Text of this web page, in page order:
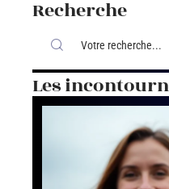
Recherche
Les